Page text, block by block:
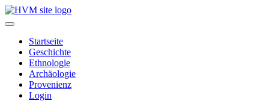
Startseite
Geschichte
Ethnologie
Archäologie
Provenienz
Login